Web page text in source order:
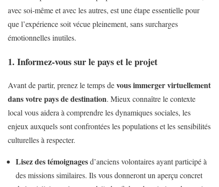
avec soi-même et avec les autres, est une étape essentielle pour
que l’expérience soit vécue pleinement, sans surcharges
émotionnelles inutiles.
1. Informez-vous sur le pays et le projet
Avant de partir, prenez le temps devous immerger virtuellement
dans votre pays de destination. Mieux connaître le contexte
local vous aidera à comprendre les dynamiques sociales, les
enjeux auxquels sont confrontées les populations et les sensibilités
culturelles à respecter.
Lisez des témoignagesd’anciens volontaires ayant participé à
des missions similaires. Ils vous donneront un aperçu concret